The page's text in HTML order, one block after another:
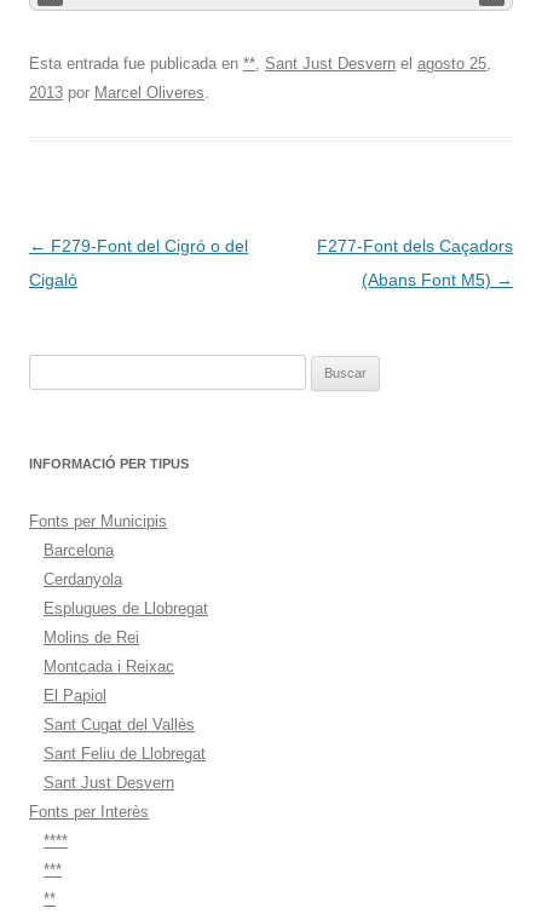
Esta entrada fue publicada en **, Sant Just Desvern el agosto 25,
2013 por Marcel Oliveres.
Navegación
de
← F279-Font del Cigró o del
Cigaló
F277-Font dels Caçadors
(Abans Font M5) →
INFORMACIÓ PER TIPUS
Fonts per Municipis
Barcelona
Cerdanyola
Esplugues de Llobregat
Molins de Rei
Montcada i Reixac
El Papiol
Sant Cugat del Vallès
Sant Feliu de Llobregat
Sant Just Desvern
Fonts per Interès
****
***
**